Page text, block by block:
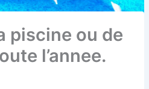
piscine ou de
l’annee.